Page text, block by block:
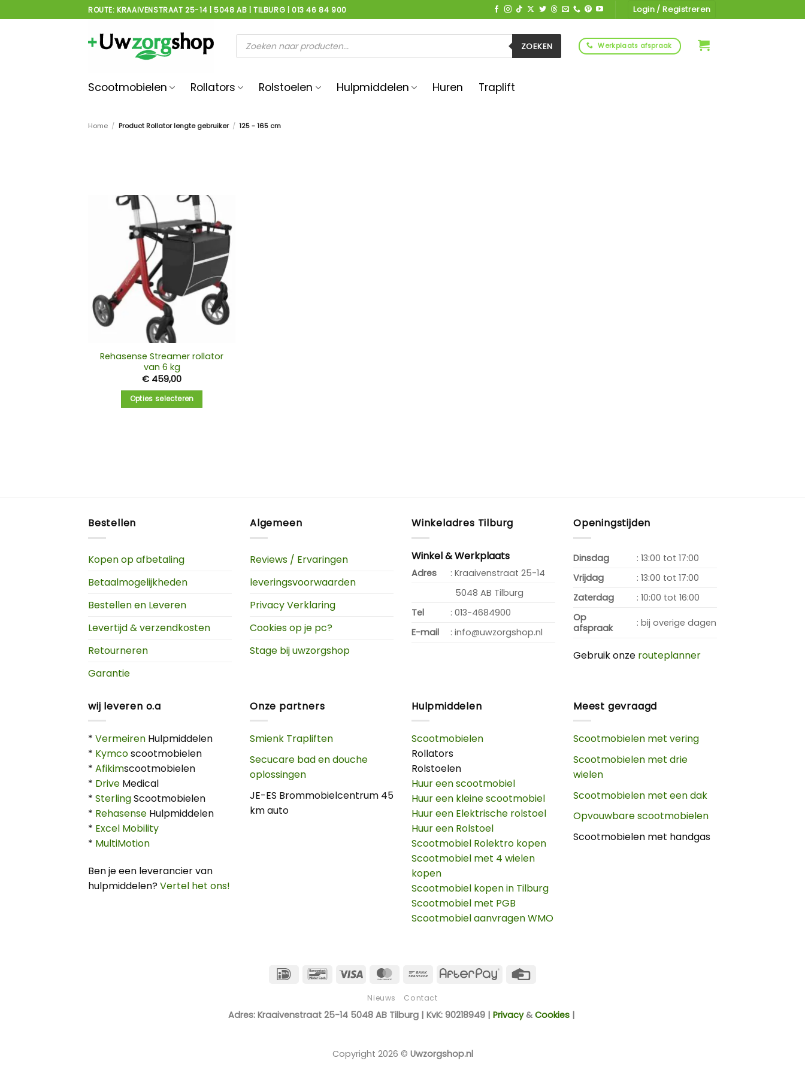
naar
ROUTE: KRAAIVENSTRAAT 25-14 | 5048 AB | TILBURG | 013 46 84 900 Login / Registreren
Producten
zoeken ZOEKEN Werkplaats afspraak
Scootmobielen Rollators Rolstoelen Hulpmiddelen Huren Traplift
Home / Product Rollator lengte gebruiker / 125 - 165 cm
Rehasense Streamer rollator
van 6 kg
€ 459,00
Opties selecteren
Bestellen
Kopen op afbetaling
Betaalmogelijkheden
Bestellen en Leveren
Levertijd & verzendkosten
Retourneren
Garantie
Algemeen
Reviews / Ervaringen
leveringsvoorwaarden
Privacy Verklaring
Cookies op je pc?
Stage bij uwzorgshop
Winkeladres Tilburg
Winkel & Werkplaats
Adres
: Kraaivenstraat 25-14
5048 AB Tilburg
Tel
: 013-4684900
E-mail
: info@uwzorgshop.nl
Openingstijden
Dinsdag
: 13:00 tot 17:00
Vrijdag
: 13:00 tot 17:00
Zaterdag
: 10:00 tot 16:00
Op
afspraak
: bij overige dagen
Gebruik onze routeplanner
wij leveren o.a
* Vermeiren Hulpmiddelen
* Kymcoscootmobielen
* Afikimscootmobielen
* Drive Medical
* SterlingScootmobielen
* Rehasense Hulpmiddelen
* Excel Mobility
* MultiMotion
Ben je een leverancier van
hulpmiddelen?Vertel het ons!
Onze partners
Smienk Trapliften
Secucare bad en douche
oplossingen
JE-ES Brommobielcentrum 45
km auto
Hulpmiddelen
Scootmobielen
Rollators
Rolstoelen
Huur een scootmobiel
Huur een kleine scootmobiel
Huur een Elektrische rolstoel
Huur een Rolstoel
Scootmobiel Rolektro kopen
Scootmobiel met 4 wielen
kopen
Scootmobiel kopen in Tilburg
Scootmobiel met PGB
Scootmobiel aanvragen WMO
Meest gevraagd
Scootmobielen met vering
Scootmobielen met drie
wielen
Scootmobielen met een dak
Opvouwbare scootmobielen
Scootmobielen met handgas
IDeal Bancontact
Visa MasterCard
Bank
AfterPay
Nieuws Contact
Adres: Kraaivenstraat 25-14 5048 AB Tilburg | KvK: 90218949 | Privacy& Cookies|
Copyright 2026 © Uwzorgshop.nl